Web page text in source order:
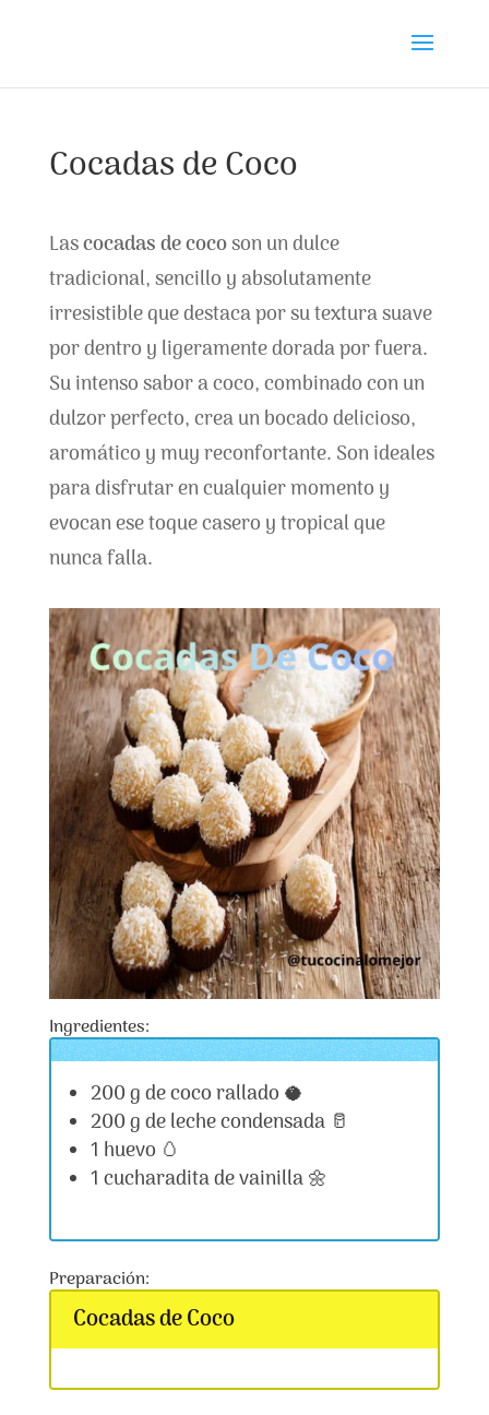
Cocadas de Coco
Lascocadas de cocoson un dulce
tradicional, sencillo y absolutamente
irresistible que destaca por su textura suave
por dentro y ligeramente dorada por fuera.
Su intenso sabor a coco, combinado con un
dulzor perfecto, crea un bocado delicioso,
aromático y muy reconfortante. Son ideales
para disfrutar en cualquier momento y
evocan ese toque casero y tropical que
nunca falla.
Ingredientes:
200 g de coco rallado 🥥
200 g de leche condensada 🥛
1 huevo 🥚
1 cucharadita de vainilla 🌼
Preparación:
Cocadas de Coco